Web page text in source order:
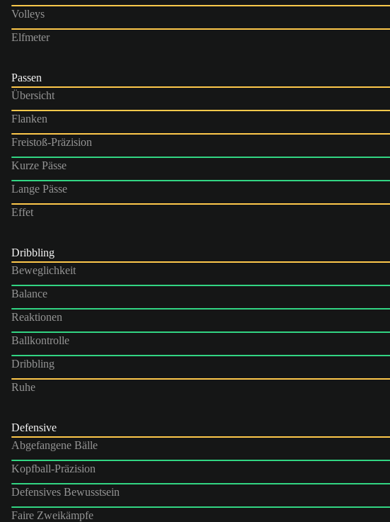
Volleys
Elfmeter
Passen
Übersicht
Flanken
Freistoß-Präzision
Kurze Pässe
Lange Pässe
Effet
Dribbling
Beweglichkeit
Balance
Reaktionen
Ballkontrolle
Dribbling
Ruhe
Defensive
Abgefangene Bälle
Kopfball-Präzision
Defensives Bewusstsein
Faire Zweikämpfe